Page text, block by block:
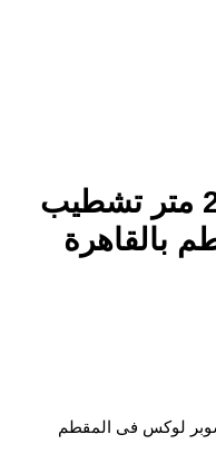
شقة للايجار كبيرة 220 متر تشطيب
بالقاهرة